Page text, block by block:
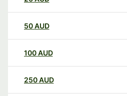
50AUD
100AUD
250AUD